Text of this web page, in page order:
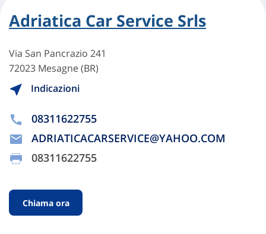
Adriatica Car Service Srls
Via San Pancrazio 241
72023 Mesagne (BR)
Indicazioni
08311622755
ADRIATICACARSERVICE@YAHOO.COM
08311622755
Chiama ora